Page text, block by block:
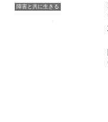
障害と共に生きる